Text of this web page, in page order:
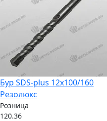
Бур SDS-plus 12х100/160
Резолюкс
Розница
120.36